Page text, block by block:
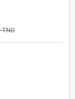
TND